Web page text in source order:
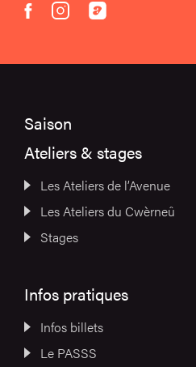
facebook
instagram
acast
Saison
Ateliers & stages
Les Ateliers de l’Avenue
Les Ateliers du Cwèrneû
Stages
Infos pratiques
Infos billets
Le PASSS